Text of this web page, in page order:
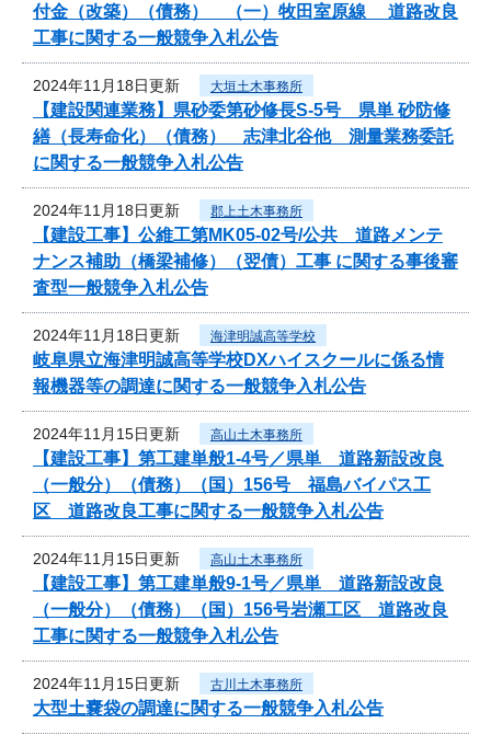
付金（改築）（債務） （一）牧田室原線 道路改良
工事に関する一般競争入札公告
2024年11月18日更新 大垣土木事務所
【建設関連業務】県砂委第砂修長S-5号 県単 砂防修
繕（長寿命化）（債務） 志津北谷他 測量業務委託
に関する一般競争入札公告
2024年11月18日更新 郡上土木事務所
【建設工事】公維工第MK05-02号/公共 道路メンテ
ナンス補助（橋梁補修）（翌債）工事 に関する事後審
査型一般競争入札公告
2024年11月18日更新 海津明誠高等学校
岐阜県立海津明誠高等学校DXハイスクールに係る情
報機器等の調達に関する一般競争入札公告
2024年11月15日更新 高山土木事務所
【建設工事】第工建単般1-4号／県単 道路新設改良
（一般分）（債務）（国）156号 福島バイパス工
区 道路改良工事に関する一般競争入札公告
2024年11月15日更新 高山土木事務所
【建設工事】第工建単般9-1号／県単 道路新設改良
（一般分）（債務）（国）156号岩瀬工区 道路改良
工事に関する一般競争入札公告
2024年11月15日更新 古川土木事務所
大型土嚢袋の調達に関する一般競争入札公告